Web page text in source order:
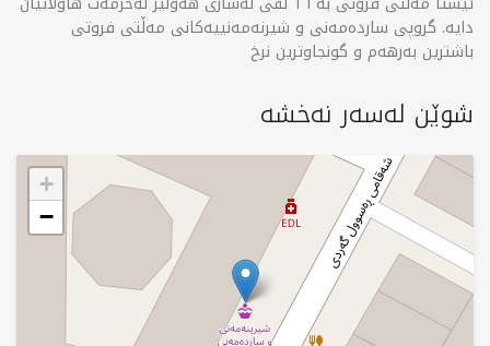
دایە. گروپی سارده‌مه‌نی و شیرنه‌مه‌نییه‌كانی مه‌ڵتی فروتی
باشترین به‌رهه‌م و گونجاوترین نرخ
شوێن لەسەر نەخشە
+
−